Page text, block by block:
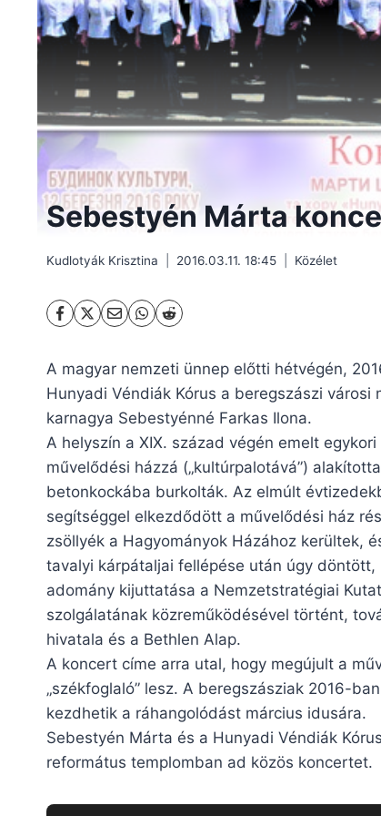
Sebestyén Márta
Kudlotyák Krisztina 2016.03.11. 18:45 Közélet
A magyar nemzeti ünnep előtti hétvégén,
Hunyadi Véndiák Kórus a beregszászi
karnagya Sebestyénné Farkas Ilona.
A helyszín a XIX. század végén emelt
művelődési házzá („kultúrpalotává”)
betonkockába burkolták. Az elmúlt
segítséggel elkezdődött a művelődési ház
zsöllyék a Hagyományok Házához kerültek,
tavalyi kárpátaljai fellépése után úgy
adomány kijuttatása a Nemzetstratégiai
szolgálatának közreműködésével történt,
hivatala és a Bethlen Alap.
A koncert címe arra utal, hogy megújult a
„székfoglaló” lesz. A beregszásziak 2016-
kezdhetik a ráhangolódást március idusára.
Sebestyén Márta és a Hunyadi Véndiák
református templomban ad közös koncertet.